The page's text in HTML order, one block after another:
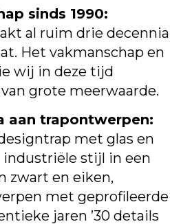
sinds 1990:
al ruim drie decennia
Het vakmanschap en
wij in deze tijd
grote meerwaarde.
aan trapontwerpen:
met glas en
industriële stijl in een
zwart en eiken,
met geprofileerde
jaren ’30 details